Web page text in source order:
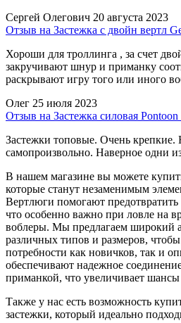
Сергей Олегович 20 августа 2023
Отзыв на Застежка с двойн вертл
Хороши для троллинга , за счет
закручивают шнур и приманку
раскрывают игру того или иного
Олег 25 июля 2023
Отзыв на Застежка силовая
Застежки топовые. Очень крепкие.
самопроизвольно. Наверное одни
В нашем магазине вы можете
которые станут незаменимым
Вертлюги помогают предотвратить
что особенно важно при ловле на
воблеры. Мы предлагаем широкий
различных типов и размеров,
потребности как новичков, так и
обеспечивают надежное
приманкой, что увеличивает
Также у нас есть возможность
застежки, который идеально